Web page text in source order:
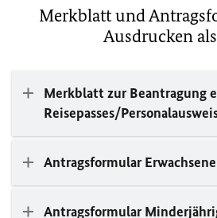
Merkblatt und
Ausdrucken
Merkblatt zur Beantragung
Reisepasses/
Antragsformular Erwachsene
Antragsformular